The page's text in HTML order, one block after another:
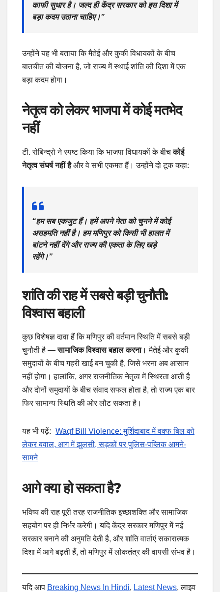
काफी सुधार है। जल्द ही केंद्र सरकार को इस दिशा में
बड़ा कदम उठाना चाहिए।”
उन्होंने यह भी बताया कि मैतेई और कुकी विधायकों के बीच
बातचीत की योजना है, जो राज्य में स्थाई शांति की दिशा में एक
बड़ा कदम होगा।
नेतृत्व को लेकर भाजपा में कोई मतभेद
नहीं
टी. रोबिन्द्रो ने स्पष्ट किया कि भाजपा विधायकों के बीचकोई
नेतृत्व संघर्ष नहीं हैऔर वे सभी एकमत हैं। उन्होंने दो टूक कहा:
“हम सब एकजुट हैं। हमें अपने नेता को चुनने में कोई
असहमति नहीं है। हम मणिपुर को किसी भी हालत में
बांटने नहीं देंगे और राज्य की एकता के लिए खड़े
रहेंगे।”
शांति की राह में सबसे बड़ी चुनौती:
विश्वास बहाली
कुछ विशेषज्ञ दावा हैं कि मणिपुर की वर्तमान स्थिति में सबसे बड़ी
चुनौती है —सामाजिक विश्वास बहाल करना। मैतेई और कुकी
समुदायों के बीच गहरी खाई बन चुकी है, जिसे भरना अब आसान
नहीं होगा। हालांकि, अगर राजनीतिक नेतृत्व में स्थिरता आती है
और दोनों समुदायों के बीच संवाद सफल होता है, तो राज्य एक बार
फिर सामान्य स्थिति की ओर लौट सकता है।
यह भी पढ़ें: Waqf Bill Violence: मुर्शिदाबाद में वक्फ बिल को
लेकर बवाल, आग में झुलसी, सड़कों पर पुलिस-पब्लिक आमने-
सामने
आगे क्या हो सकता है?
भविष्य की राह पूरी तरह राजनीतिक इच्छाशक्ति और सामाजिक
सहयोग पर ही निर्भर करेगी। यदि केंद्र सरकार मणिपुर में नई
सरकार बनाने की अनुमति देती है, और शांति वार्ताएं सकारात्मक
दिशा में आगे बढ़ती हैं, तो मणिपुर में लोकतंत्र की वापसी संभव है।
यदि आप Breaking News In Hindi, Latest News, लाइव